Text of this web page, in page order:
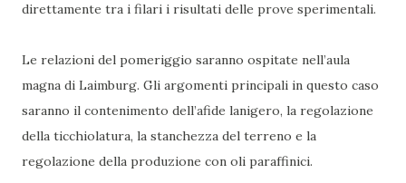
direttamente tra i filari i risultati delle prove sperimentali.
Le relazioni del pomeriggio saranno ospitate nell’aula
magna di Laimburg. Gli argomenti principali in questo caso
saranno il contenimento dell’afide lanigero, la regolazione
della ticchiolatura, la stanchezza del terreno e la
regolazione della produzione con oli paraffinici.